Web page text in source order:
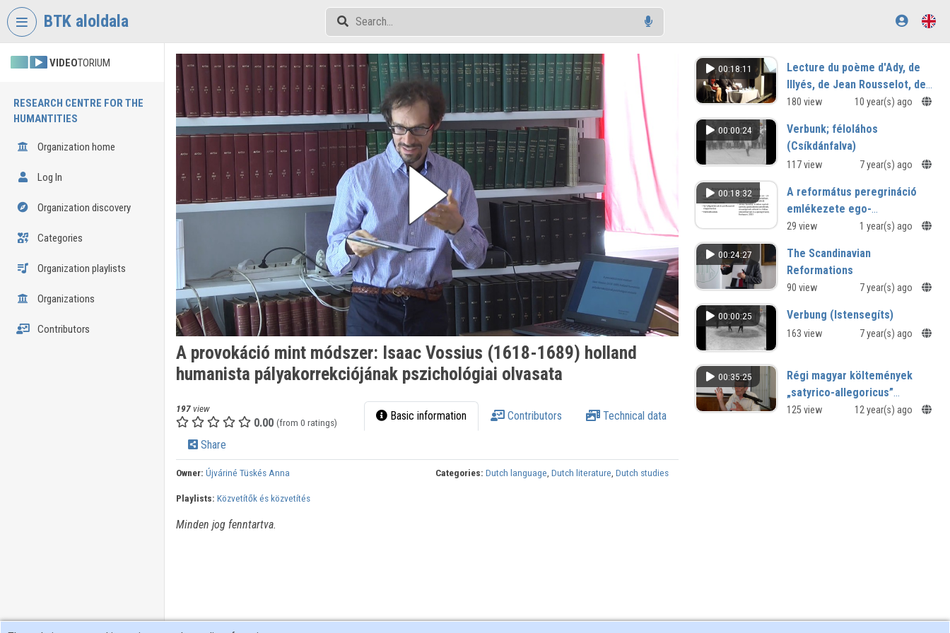
Skip header
BTK aloldala
VIDEOTORIUM
RESEARCH CENTRE FOR THE
HUMANTITIES
Organization home
Log In
Organization discovery
Categories
Organization playlists
Organizations
Contributors
A provokáció mint módszer: Isaac Vossius (1618-1689) holland
humanista pályakorrekciójának pszichológiai olvasata
197view
0.00 (from 0 ratings) Basic information Contributors Technical data
Share
Owner: Újváriné Tüskés Anna Categories: Dutch language,Dutch literature,Dutch studies
Playlists: Közvetítők és közvetítés
Minden jog fenntartva.
00:18:11
Lecture du poème d'Ady, de
Illyés, de Jean Rousselot, de
Petőfi, de József et de
180 view 10 year(s) ago
00:00:24
Verbunk; féloláhos
(Csíkdánfalva)
117 view 7 year(s) ago
00:18:32
A református peregrináció
emlékezete ego-
dokumentumokban a kora
29 view 1 year(s) ago
00:24:27
The Scandinavian
Reformations
A Comparative Approach
90 view 7 year(s) ago
00:00:25 Verbung (Istensegíts)
163 view 7 year(s) ago
00:35:25
Régi magyar költemények
„satyrico-allegoricus”
olvasatai történelmi
125 view 12 year(s) ago